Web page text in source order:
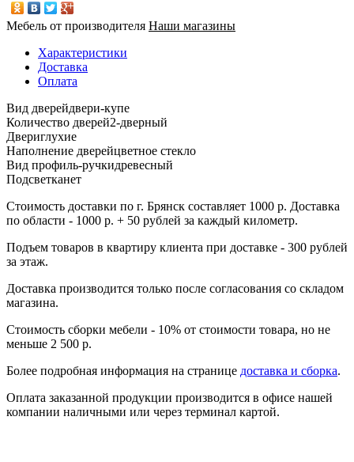
Мебель от производителя Наши магазины
Характеристики
Доставка
Оплата
Вид дверейдвери-купе
Количество дверей2-дверный
Двериглухие
Наполнение дверейцветное стекло
Вид профиль-ручкидревесный
Подсветканет
Стоимость доставки по г. Брянск составляет 1000 р. Доставка
по области - 1000 р. + 50 рублей за каждый километр.
Подъем товаров в квартиру клиента при доставке - 300 рублей
за этаж.
Доставка производится только после согласования со складом
магазина.
Стоимость сборки мебели - 10% от стоимости товара, но не
меньше 2 500 р.
Более подробная информация на странице доставка и сборка.
Оплата заказанной продукции производится в офисе нашей
компании наличными или через терминал картой.